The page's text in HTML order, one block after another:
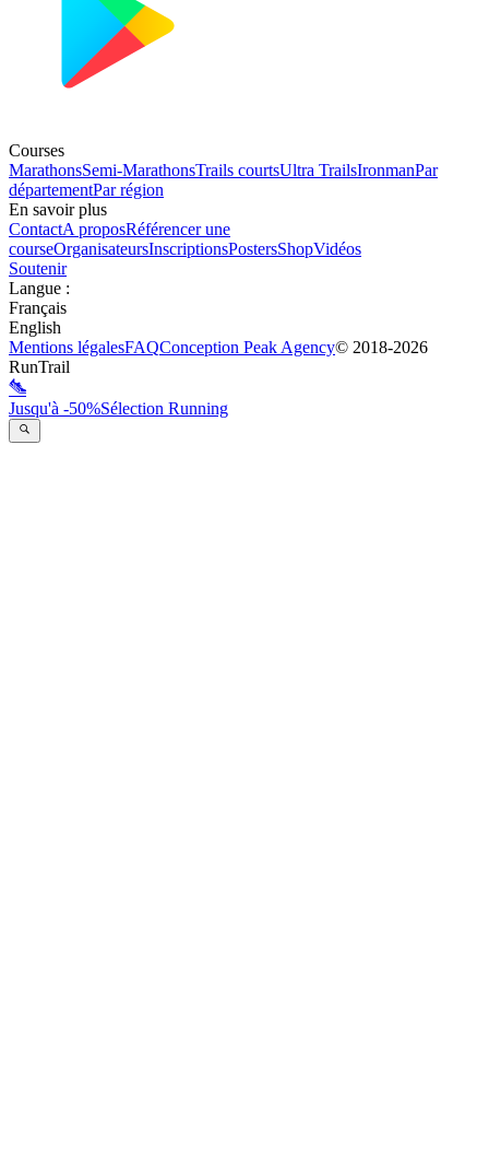
Courses
MarathonsSemi-MarathonsTrails courtsUltra TrailsIronmanPar
départementPar région
En savoir plus
ContactA proposRéférencer une
courseOrganisateursInscriptionsPostersShopVidéos
Soutenir
Langue :
Français
English
Mentions légalesFAQConception Peak Agency© 2018-2026
RunTrail
Jusqu'à -50%Sélection Running